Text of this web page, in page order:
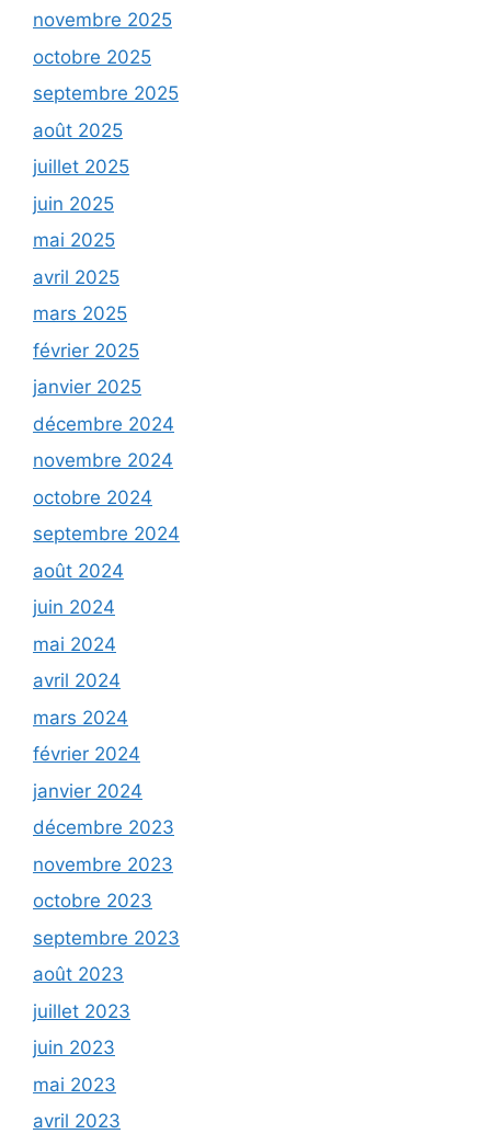
novembre 2025
octobre 2025
septembre 2025
août 2025
juillet 2025
juin 2025
mai 2025
avril 2025
mars 2025
février 2025
janvier 2025
décembre 2024
novembre 2024
octobre 2024
septembre 2024
août 2024
juin 2024
mai 2024
avril 2024
mars 2024
février 2024
janvier 2024
décembre 2023
novembre 2023
octobre 2023
septembre 2023
août 2023
juillet 2023
juin 2023
mai 2023
avril 2023